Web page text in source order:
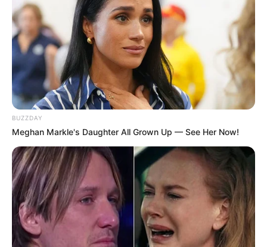
BUZZDAY
Meghan Markle's Daughter All Grown Up — See Her Now!